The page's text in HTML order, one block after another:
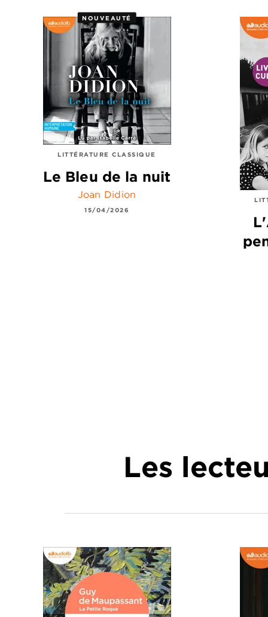
NOUVEAUTÉ
LITTÉRATURE CLASSIQUE
Le Bleu de la nuit
Joan Didion
15/04/2026
Les